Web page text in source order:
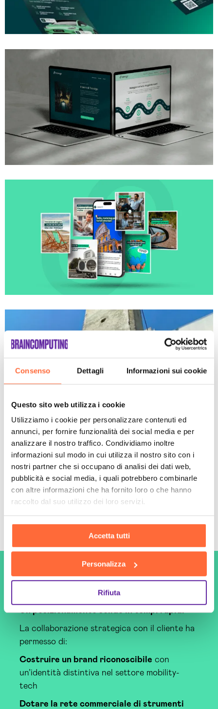
Consenso Dettagli Informazioni sui cookie
Questo sito web utilizza i cookie
Utilizziamo i cookie per personalizzare contenuti ed
annunci, per fornire funzionalità dei social media e per
analizzare il nostro traffico. Condividiamo inoltre
informazioni sul modo in cui utilizza il nostro sito con i
nostri partner che si occupano di analisi dei dati web,
pubblicità e social media, i quali potrebbero combinarle
con altre informazioni che ha fornito loro o che hanno
raccolto dal suo utilizzo dei loro servizi.
Accetta tutti
Personalizza
Rifiuta
I risultati
Un posizionamento solido in tempi rapidi
La collaborazione strategica con il cliente ha
permesso di:
Costruire un brand riconoscibile con
un’identità distintiva nel settore mobility-
tech
Dotare la rete commerciale di strumenti